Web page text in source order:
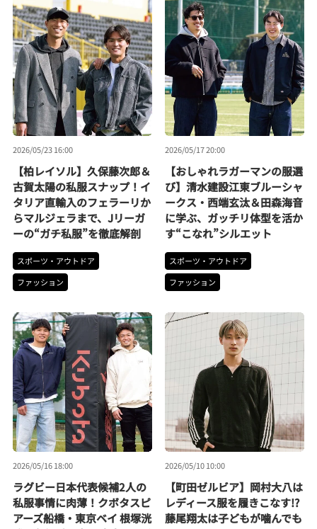
2026/05/23 16:00
【柏レイソル】久保藤次郎＆
古賀太陽の私服スナップ！イ
タリア直輸入のフェラーリか
らマルジェラまで、Jリーガ
ーの“ガチ私服”を徹底解剖
スポーツ・アウトドア
ファッション
2026/05/17 20:00
【おしゃれラガーマンの服選
び】清水建設江東ブルーシャ
ークス・西端玄汰＆田森海音
に学ぶ、ガッチリ体型を活か
す“こなれ”シルエット
スポーツ・アウトドア
ファッション
2026/05/16 18:00
ラグビー日本代表候補2人の
私服事情に肉薄！クボタスピ
アーズ船橋・東京ベイ 根塚洸
2026/05/10 10:00
【町田ゼルビア】岡村大八は
レディース服を履きこなす!?
藤尾翔太は子どもが噛んでも